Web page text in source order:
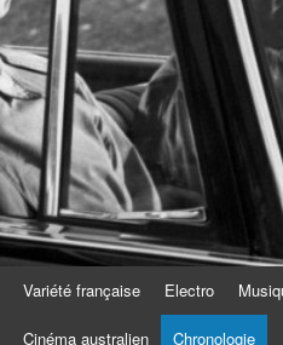
Variété française Electro
Cinéma australien Chronologie